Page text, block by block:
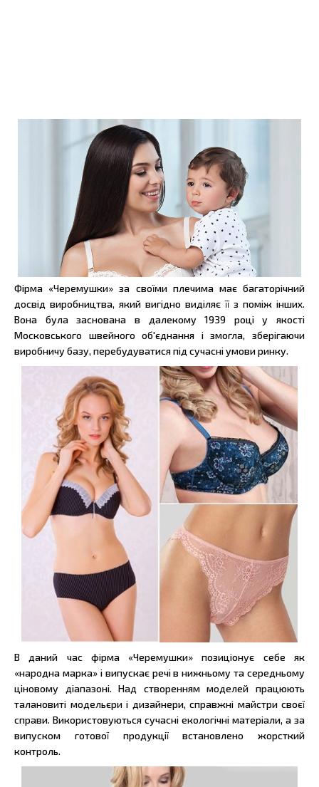
Фірма «Черемушки» за своїми плечима має багаторічний
досвід виробництва, який вигідно виділяє її з поміж інших.
Вона була заснована в далекому 1939 році у якості
Московського швейного об'єднання і змогла, зберігаючи
виробничу базу, перебудуватися під сучасні умови ринку.
В даний час фірма «Черемушки» позиціонує себе як
«народна марка» і випускає речі в нижньому та середньому
ціновому діапазоні. Над створенням моделей працюють
талановиті модельєри і дизайнери, справжні майстри своєї
справи. Використовуються сучасні екологічні матеріали, а за
випуском готової продукції встановлено жорсткий
контроль.